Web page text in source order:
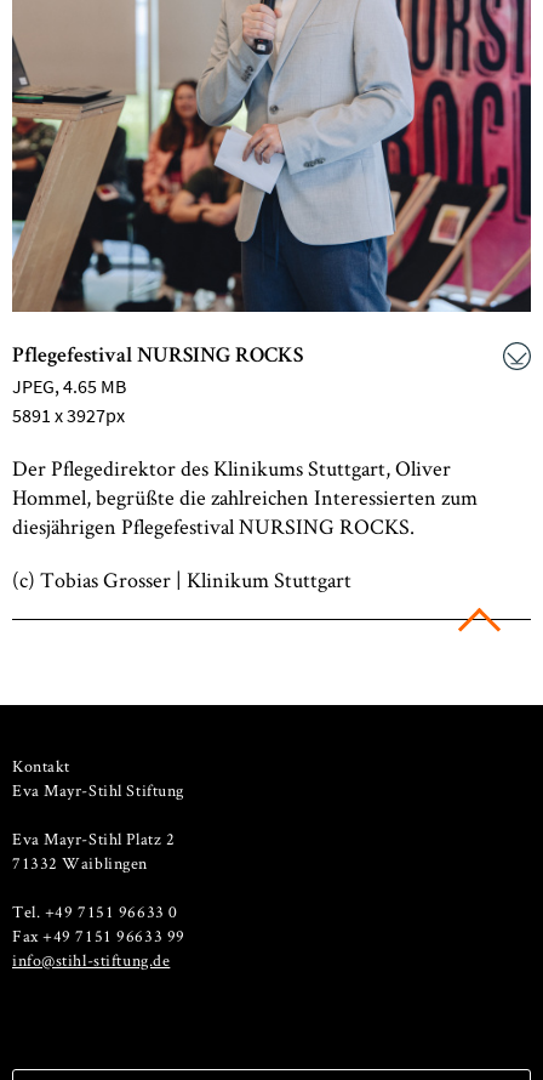
Pflegefestival NURSING ROCKS
JPEG, 4.65 MB
5891 x 3927px
Der Pflegedirektor des Klinikums Stuttgart, Oliver
Hommel, begrüßte die zahlreichen Interessierten zum
diesjährigen Pflegefestival NURSING ROCKS.
(c) Tobias Grosser | Klinikum Stuttgart
Kontakt
Eva Mayr-Stihl Stiftung
Eva Mayr-Stihl Platz 2
71332 Waiblingen
Tel. +49 7151 96633 0
Fax +49 7151 96633 99
info@stihl-stiftung.de